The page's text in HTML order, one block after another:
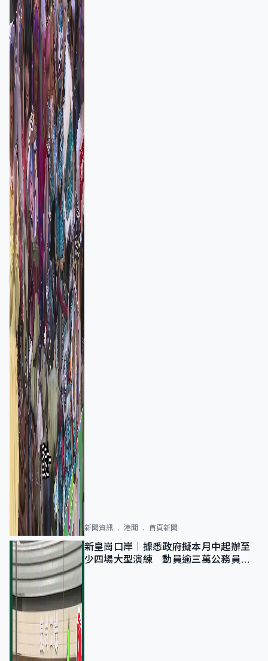
新聞資訊 港聞 首頁新聞
新皇崗口岸｜據悉政府擬本月中起辦至
少四場大型演練 動員逾三萬公務員人